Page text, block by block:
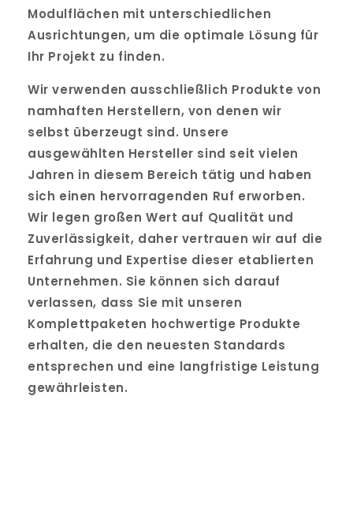
Modulflächen mit unterschiedlichen
Ausrichtungen, um die optimale Lösung für
Ihr Projekt zu finden.
Wir verwenden ausschließlich Produkte von
namhaften Herstellern, von denen wir
selbst überzeugt sind. Unsere
ausgewählten Hersteller sind seit vielen
Jahren in diesem Bereich tätig und haben
sich einen hervorragenden Ruf erworben.
Wir legen großen Wert auf Qualität und
Zuverlässigkeit, daher vertrauen wir auf die
Erfahrung und Expertise dieser etablierten
Unternehmen. Sie können sich darauf
verlassen, dass Sie mit unseren
Komplettpaketen hochwertige Produkte
erhalten, die den neuesten Standards
entsprechen und eine langfristige Leistung
gewährleisten.